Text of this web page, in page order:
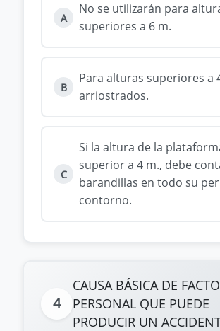
A
No se utilizarán para
superiores a 6 m.
B
Para alturas superiores a
arriostrados.
C
Si la altura de la
superior a 4 m., debe
barandillas en todo su
contorno.
4
CAUSA BÁSICA DE
PERSONAL QUE PUEDE
PRODUCIR UN